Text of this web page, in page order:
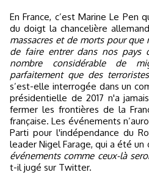
En France, c’est Marine Le Pen
du doigt la chancelière
massacres et de morts pour
de faire entrer dans nos pays
nombre considérable de
parfaitement que des
s’est-elle interrogée dans un
présidentielle de 2017 n'a
fermer les frontières de la
française. Les événements
Parti pour l'indépendance du
leader Nigel Farage, qui a été un
événements comme ceux-là
t-il jugé sur Twitter.